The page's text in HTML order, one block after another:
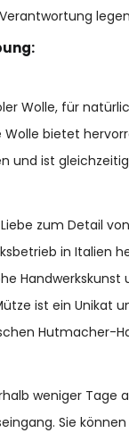
Wolle, für
Wolle bietet
und ist
zum Detail
in Italien
Handwerkskunst
ist ein Unikat
Hutmacher-
weniger Tage
Sie